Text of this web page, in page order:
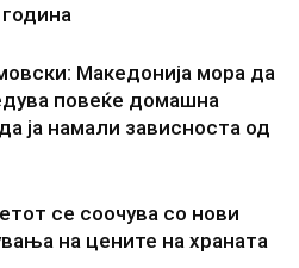
Македонија мора да
повеќе домашна
ја намали зависноста од
се соочува со нови
на цените на храната